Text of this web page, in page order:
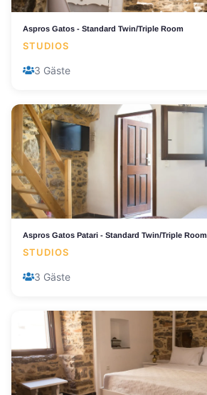
Aspros Gatos - Standard Twin/Triple Room
STUDIOS
3 Gäste
Aspros Gatos Patari - Standard Twin/Triple Room
STUDIOS
3 Gäste